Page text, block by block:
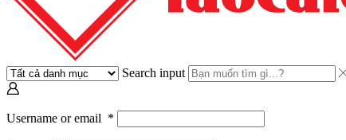
Search input
Username or email *